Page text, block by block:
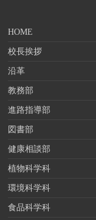
HOME
校長挨拶
沿革
教務部
進路指導部
図書部
健康相談部
植物科学科
環境科学科
食品科学科